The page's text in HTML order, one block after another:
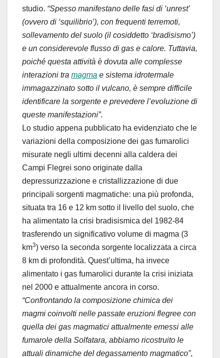
studio. “Spesso manifestano delle fasi di ‘unrest’
(ovvero di ‘squilibrio’), con frequenti terremoti,
sollevamento del suolo (il cosiddetto ‘bradisismo’)
e un considerevole flusso di gas e calore. Tuttavia,
poiché questa attività è dovuta alle complesse
interazioni tra magma e sistema idrotermale
immagazzinato sotto il vulcano, è sempre difficile
identificare la sorgente e prevedere l’evoluzione di
queste manifestazioni”.
Lo studio appena pubblicato ha evidenziato che le
variazioni della composizione dei gas fumarolici
misurate negli ultimi decenni alla caldera dei
Campi Flegrei sono originate dalla
depressurizzazione e cristallizzazione di due
principali sorgenti magmatiche: una più profonda,
situata tra 16 e 12 km sotto il livello del suolo, che
ha alimentato la crisi bradisismica del 1982-84
trasferendo un significativo volume di magma (3
km3) verso la seconda sorgente localizzata a circa
8 km di profondità. Quest’ultima, ha invece
alimentato i gas fumarolici durante la crisi iniziata
nel 2000 e attualmente ancora in corso.
“Confrontando la composizione chimica dei
magmi coinvolti nelle passate eruzioni flegree con
quella dei gas magmatici attualmente emessi alle
fumarole della Solfatara, abbiamo ricostruito le
attuali dinamiche del degassamento magmatico”,